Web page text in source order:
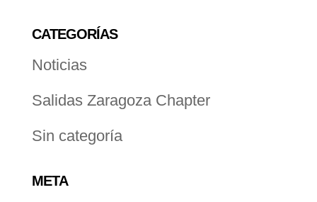
CATEGORÍAS
Noticias
Salidas Zaragoza Chapter
Sin categoría
META